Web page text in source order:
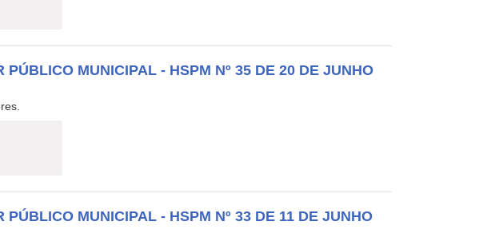
PÚBLICO MUNICIPAL - HSPM Nº 35 DE 20 DE JUNHO
MUNICIPAL - HSPM Nº 33 DE 11 DE JUNHO